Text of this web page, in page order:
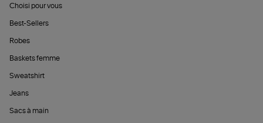
Choisi pour vous
Best-Sellers
Robes
Baskets femme
Sweatshirt
Jeans
Sacs à main